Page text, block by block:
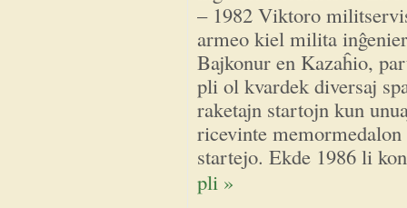
– 1982 Viktoro
armeo kiel milita
Bajkonur en Kazaĥio,
pli ol kvardek diversaj
raketajn startojn kun
ricevinte
startejo. Ekde 1986 li
pli »